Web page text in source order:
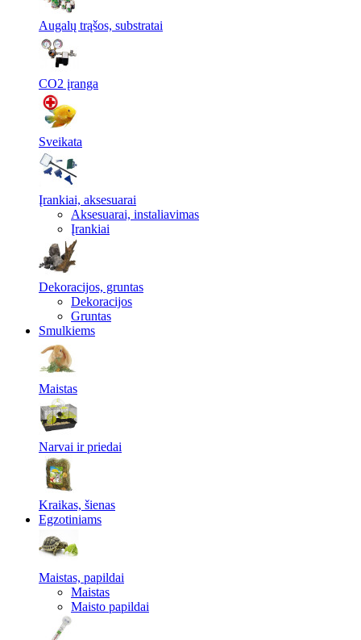
Augalų trąšos, substratai
CO2 įranga
Sveikata
Įrankiai, aksesuarai
Aksesuarai, instaliavimas
Įrankiai
Dekoracijos, gruntas
Dekoracijos
Gruntas
Smulkiems
Maistas
Narvai ir priedai
Kraikas, šienas
Egzotiniams
Maistas, papildai
Maistas
Maisto papildai